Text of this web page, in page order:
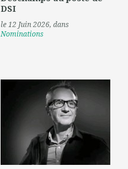
DSI
le 12 Juin 2026, dans
Nominations